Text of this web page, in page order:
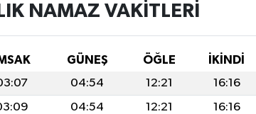
NAMAZ VAKITLERI
GÜNEŞ ÖĞLE İKINDI
04:54 12:21 16:16
04:54 12:21 16:16